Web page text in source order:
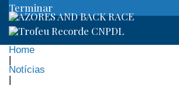
Terminar
Home
|
Notícias
|